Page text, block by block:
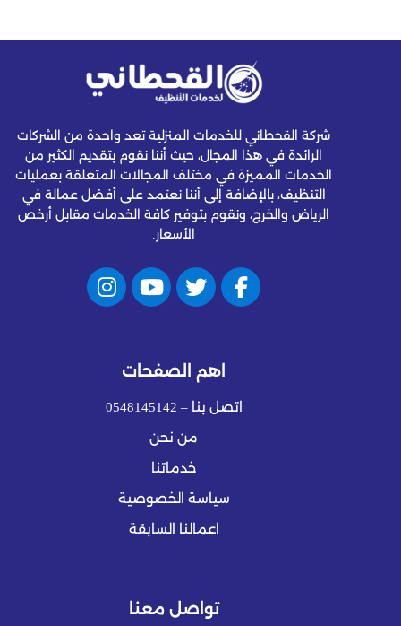
شركة القحطاني للخدمات المنزلية تعد واحدة من الشركات
الرائدة في هذا المجال، حيث أننا نقوم بتقديم الكثير من
الخدمات المميزة في مختلف المجالات المتعلقة بعمليات
التنظيف، بالإضافة إلى أننا نعتمد على أفضل عمالة في
الرياض والخرج، ونقوم بتوفير كافة الخدمات مقابل أرخص
الأسعار.
اهم الصفحات
اتصل بنا – 0548145142
من نحن
خدماتنا
سياسة الخصوصية
اعمالنا السابقة
تواصل معنا